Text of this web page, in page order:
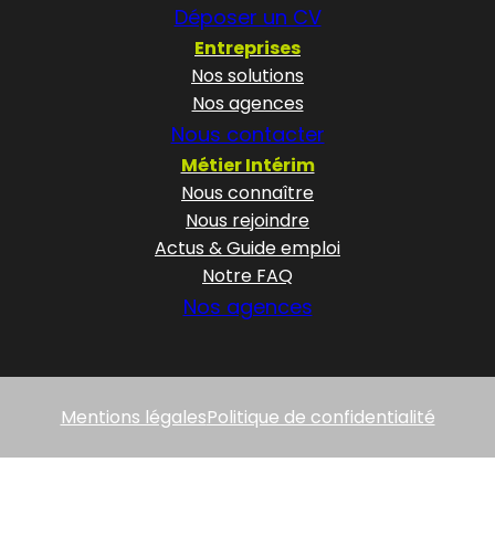
Déposer un CV
Entreprises
Nos solutions
Nos agences
Nous contacter
Métier Intérim
Nous connaître
Nous rejoindre
Actus & Guide emploi
Notre FAQ
Nos agences
Mentions légalesPolitique de confidentialité